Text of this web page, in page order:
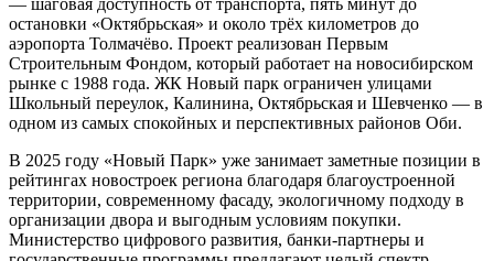
остановки «Октябрьская» и около трёх километров до
аэропорта Толмачёво. Проект реализован Первым
Строительным Фондом, который работает на новосибирском
рынке с 1988 года. ЖК Новый парк ограничен улицами
Школьный переулок, Калинина, Октябрьская и Шевченко — в
одном из самых спокойных и перспективных районов Оби.
В 2025 году «Новый Парк» уже занимает заметные позиции в
рейтингах новостроек региона благодаря благоустроенной
территории, современному фасаду, экологичному подходу в
организации двора и выгодным условиям покупки.
Министерство цифрового развития, банки-партнеры и